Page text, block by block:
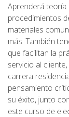
Aprenderá teoría
procedimientos
materiales
más. También
que facilitan la
servicio al
carrera
pensamiento
su éxito, junto
este curso de